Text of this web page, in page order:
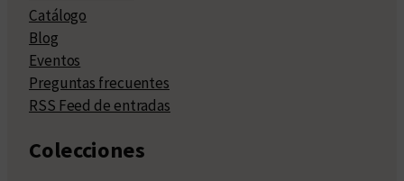
Catálogo
Blog
Eventos
Preguntas frecuentes
RSS Feed de entradas
Colecciones